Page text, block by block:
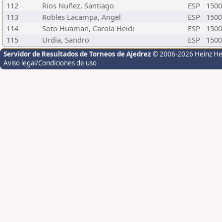
112
Rios Nuñez, Santiago ESP
1500
113
Robles Lacampa, Angel ESP
1500
114
Soto Huaman, Carola Heidi ESP
1500
115
Urdia, Sandro ESP 1500
Servidor de Resultados de Torneos de Ajedrez © 2006-2026 Heinz
Aviso legal/Condiciones de uso